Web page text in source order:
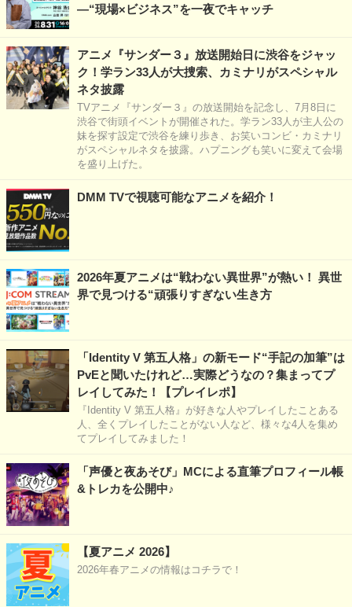
―“現場×ビジネス”を一夜でキャッチ
アニメ『サンダー３』放送開始日に渋谷をジャッ
ク！学ラン33人が大捜索、カミナリがスペシャル
ネタ披露
TVアニメ『サンダー３』の放送開始を記念し、7月8日に
渋谷で街頭イベントが開催された。学ラン33人が主人公の
妹を探す設定で渋谷を練り歩き、お笑いコンビ・カミナリ
がスペシャルネタを披露。ハプニングも笑いに変えて会場
を盛り上げた。
DMM TVで視聴可能なアニメを紹介！
2026年夏アニメは“戦わない異世界”が熱い！ 異世
界で見つける“頑張りすぎない生き方
「Identity V 第五人格」の新モード“手記の加筆”は
PvEと聞いたけれど…実際どうなの？集まってプ
レイしてみた！【プレイレポ】
『Identity V 第五人格』が好きな人やプレイしたことある
人、全くプレイしたことがない人など、様々な4人を集め
てプレイしてみました！
「声優と夜あそび」MCによる直筆プロフィール帳
&トレカを公開中♪
【夏アニメ 2026】
2026年春アニメの情報はコチラで！